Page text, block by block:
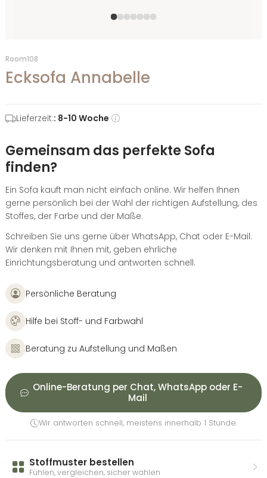
Room108
Ecksofa Annabelle
Lieferzeit:: 8-10 Woche
Gemeinsam das perfekte Sofa
finden?
Ein Sofa kauft man nicht einfach online. Wir helfen Ihnen
gerne persönlich bei der Wahl der richtigen Aufstellung, des
Stoffes, der Farbe und der Maße.
Schreiben Sie uns gerne über WhatsApp, Chat oder E-Mail.
Wir denken mit Ihnen mit, geben ehrliche
Einrichtungsberatung und antworten schnell.
Persönliche Beratung
Hilfe bei Stoff- und Farbwahl
Beratung zu Aufstellung und Maßen
Online-Beratung per Chat, WhatsApp oder E-
Mail
Wir antworten schnell, meistens innerhalb 1 Stunde.
Stoffmuster bestellen
Fühlen, vergleichen, sicher wählen